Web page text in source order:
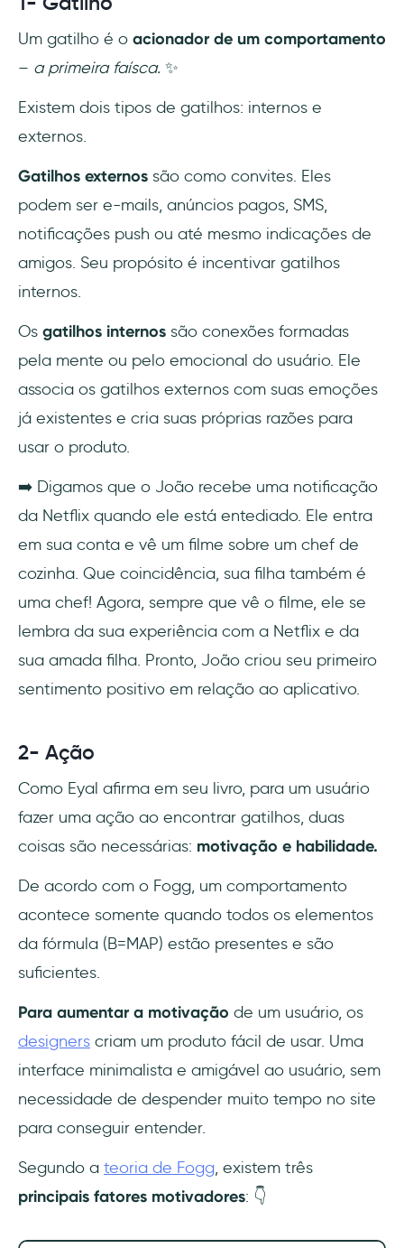
Um gatilho é o acionador de um comportamento
– a primeira faísca. ✨
Existem dois tipos de gatilhos: internos e
externos.
Gatilhos externos são como convites. Eles
podem ser e-mails, anúncios pagos, SMS,
notificações push ou até mesmo indicações de
amigos. Seu propósito é incentivar gatilhos
internos.
Os gatilhos internos são conexões formadas
pela mente ou pelo emocional do usuário. Ele
associa os gatilhos externos com suas emoções
já existentes e cria suas próprias razões para
usar o produto.
➡️ Digamos que o João recebe uma notificação
da Netflix quando ele está entediado. Ele entra
em sua conta e vê um filme sobre um chef de
cozinha. Que coincidência, sua filha também é
uma chef! Agora, sempre que vê o filme, ele se
lembra da sua experiência com a Netflix e da
sua amada filha. Pronto, João criou seu primeiro
sentimento positivo em relação ao aplicativo.
2- Ação
Como Eyal afirma em seu livro, para um usuário
fazer uma ação ao encontrar gatilhos, duas
coisas são necessárias: motivação e habilidade.
De acordo com o Fogg, um comportamento
acontece somente quando todos os elementos
da fórmula (B=MAP) estão presentes e são
suficientes.
Para aumentar a motivação de um usuário, os
designers criam um produto fácil de usar. Uma
interface minimalista e amigável ao usuário, sem
necessidade de despender muito tempo no site
para conseguir entender.
Segundo a teoria de Fogg, existem três
principais fatores motivadores: 👇